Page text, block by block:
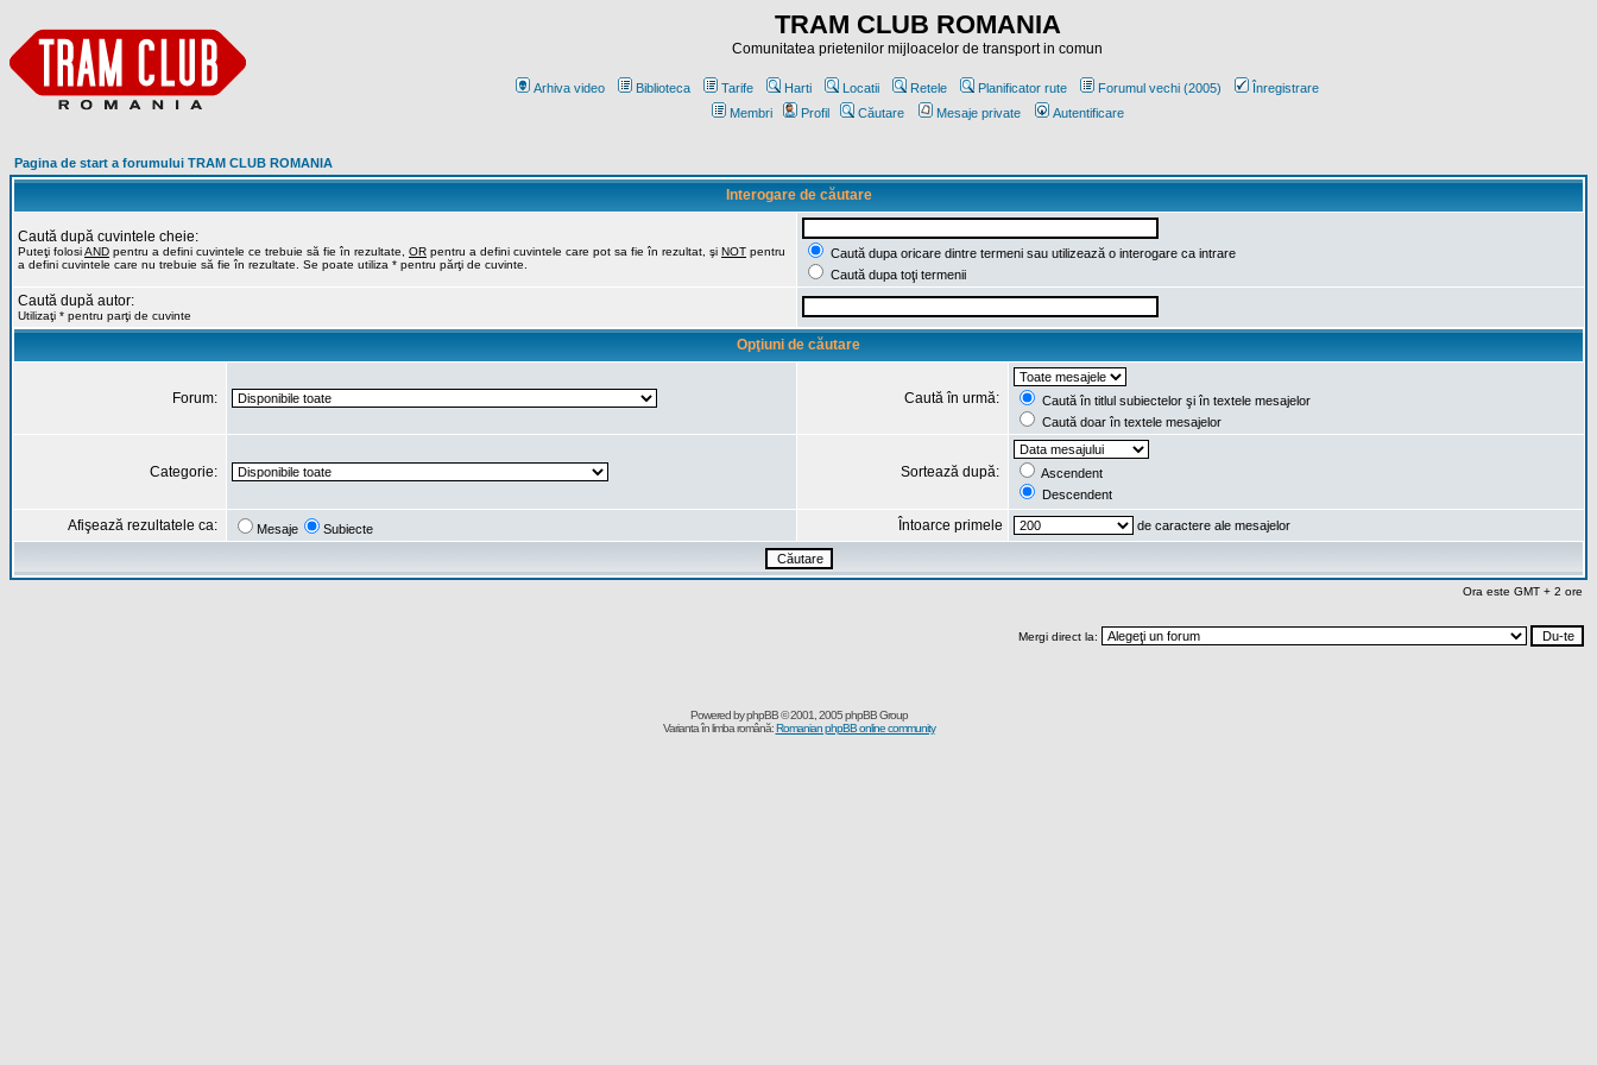
TRAM CLUB ROMANIA
Comunitatea prietenilor mijloacelor de transport in comun
Arhiva video Biblioteca Tarife Harti Locatii Retele Planificator rute Forumul vechi (2005)
Înregistrare
Membri
Profil Căutare Mesaje private Autentificare
Pagina de start a forumului TRAM CLUB ROMANIA
Interogare de căutare
Caută după cuvintele cheie:
Puteţi folosiAND pentru a defini cuvintele ce trebuie să fie în rezultate, OR pentru a defini cuvintele care pot sa fie în rezultat, şi NOT pentru
a defini cuvintele care nu trebuie să fie în rezultate. Se poate utiliza * pentru părţi de cuvinte.
Caută dupa oricare dintre termeni sau utilizează o interogare ca intrare
Caută dupa toţi termenii
Caută după autor:
Utilizaţi * pentru parţi de cuvinte
Opţiuni de căutare
Forum: Caută în urmă:
Caută în titlul subiectelor şi în textele mesajelor
Caută doar în textele mesajelor
Categorie: Sortează după:
Ascendent
Descendent
Afişează rezultatele ca: Mesaje Subiecte Întoarce primele de caractere ale mesajelor
Ora este GMT + 2 ore
Mergi direct la:
Powered byphpBB© 2001, 2005 phpBB Group
Varianta în limba română:Romanian phpBB online community